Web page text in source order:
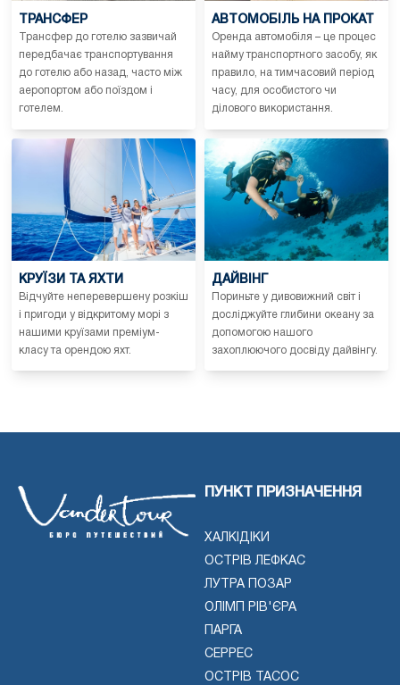
ТРАНСФЕР
Трансфер до готелю зазвичай
передбачає транспортування
до готелю або назад, часто між
аеропортом або поїздом і
готелем.
АВТОМОБІЛЬ НА ПРОКАТ
Оренда автомобіля – це процес
найму транспортного засобу, як
правило, на тимчасовий період
часу, для особистого чи
ділового використання.
КРУЇЗИ ТА ЯХТИ
Відчуйте неперевершену розкіш
і пригоди у відкритому морі з
нашими круїзами преміум-
класу та орендою яхт.
ДАЙВІНГ
Пориньте у дивовижний світ і
досліджуйте глибини океану за
допомогою нашого
захоплюючого досвіду дайвінгу.
ПУНКТ ПРИЗНАЧЕННЯ
ХАЛКІДІКИ
ОСТРІВ ЛЕФКАС
ЛУТРА ПОЗАР
ОЛІМП РІВ'ЄРА
ПАРГА
СЕРРЕС
ОСТРІВ ТАСОС